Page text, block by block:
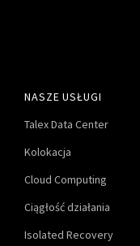
NASZE USŁUGI
Talex Data Center
Kolokacja
Cloud Computing
Ciągłość działania
Isolated Recovery